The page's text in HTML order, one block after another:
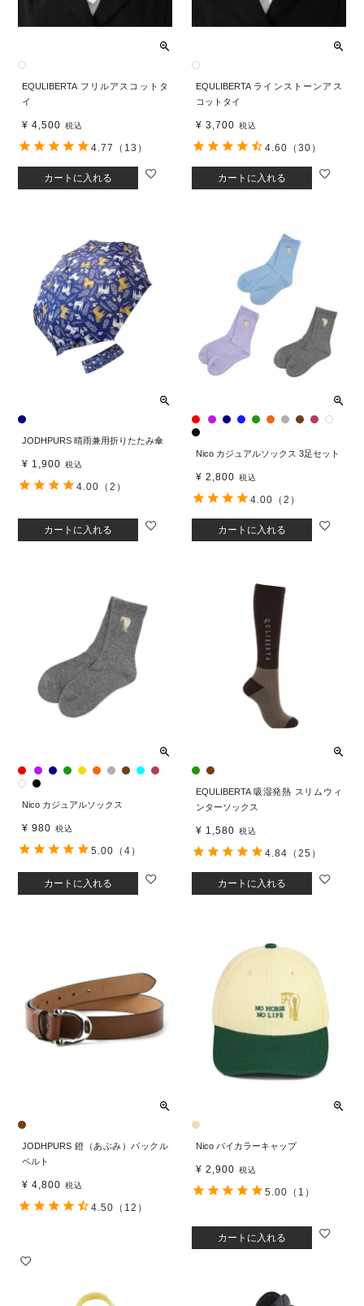
EQULIBERTA フリルアスコットタ
イ
¥ 4,500 税込
カートに入れる
4.77 （13）
EQULIBERTA ラインストーンアス
コットタイ
¥ 3,700 税込
カートに入れる
4.60 （30）
JODHPURS 晴雨兼用折りたたみ傘
¥ 1,900 税込
カートに入れる
4.00 （2）
Nico カジュアルソックス 3足セット
¥ 2,800 税込
カートに入れる
4.00 （2）
Nico カジュアルソックス
¥ 980 税込
カートに入れる
5.00 （4）
EQULIBERTA 吸湿発熱 スリムウィ
ンターソックス
¥ 1,580 税込
カートに入れる
4.84 （25）
JODHPURS 鐙（あぶみ）バックル
ベルト
¥ 4,800 税込
4.50 （12）
Nico バイカラーキャップ
¥ 2,900 税込
カートに入れる
5.00 （1）